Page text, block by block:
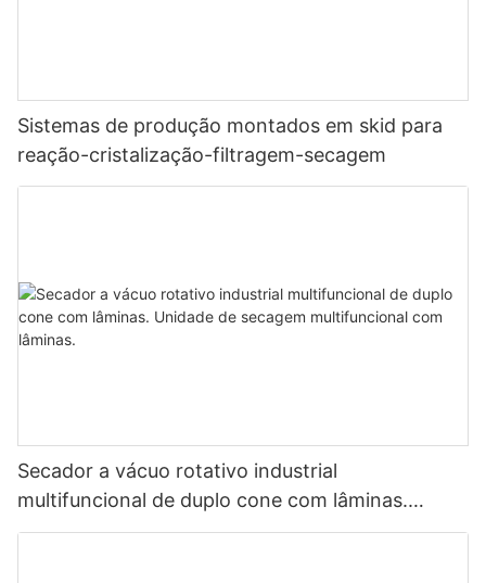
Sistemas de produção montados em skid para
reação-cristalização-filtragem-secagem
Secador a vácuo rotativo industrial
multifuncional de duplo cone com lâminas.
Unidade de secagem multifuncional com